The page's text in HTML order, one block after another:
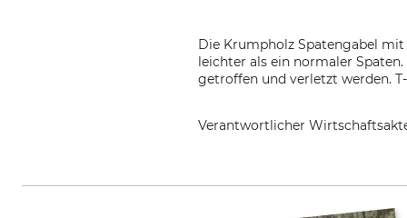
Die Krumpholz Spatengabel
leichter als ein normaler
getroffen und verletzt werden.
Verantwortlicher